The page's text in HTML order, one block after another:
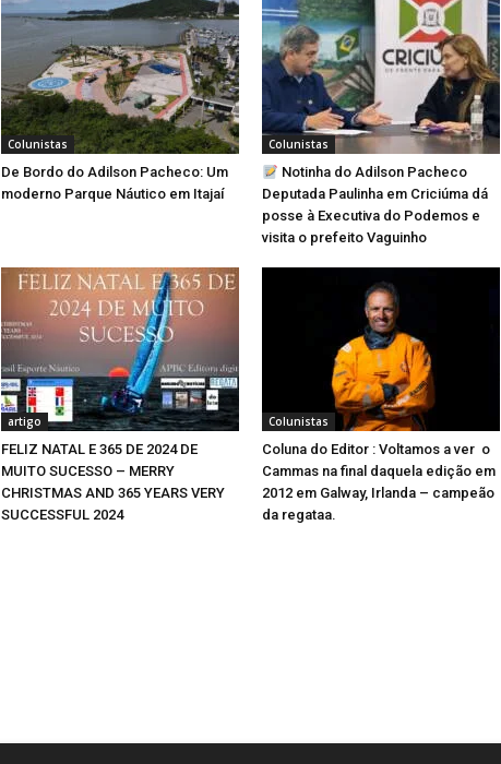
Colunistas
De Bordo do Adilson Pacheco: Um
moderno Parque Náutico em Itajaí
Colunistas
Notinha do Adilson Pacheco
Deputada Paulinha em Criciúma dá
posse à Executiva do Podemos e
visita o prefeito Vaguinho
artigo
FELIZ NATAL E 365 DE 2024 DE
MUITO SUCESSO – MERRY
CHRISTMAS AND 365 YEARS VERY
SUCCESSFUL 2024
Colunistas
Coluna do Editor : Voltamos a ver o
Cammas na final daquela edição em
2012 em Galway, Irlanda – campeão
da regataa.